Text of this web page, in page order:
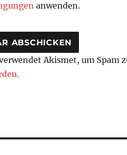
anwenden.
Akismet, um Spam